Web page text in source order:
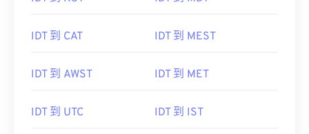
IDT 到 CAT IDT 到 MEST
IDT 到 AWST IDT 到 MET
IDT 到 UTC IDT 到 IST